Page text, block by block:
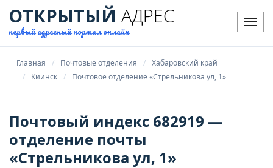
ОТКРЫТЫЙ АДРЕС
первый адресный портал онлайн
Главная Почтовые отделения
Хабаровский край
Киинск
Почтовое отделение «Стрельникова ул, 1»
Почтовый индекс 682919 —
отделение почты
«Стрельникова ул, 1»